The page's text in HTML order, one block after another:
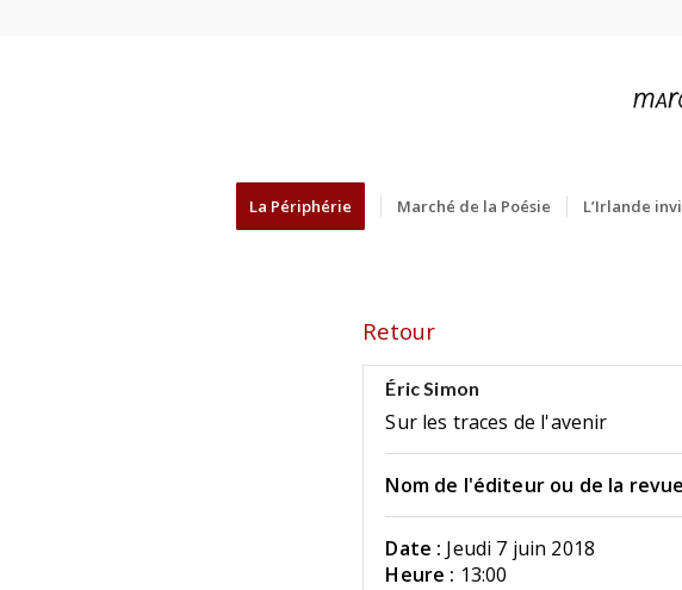
La Périphérie Marché de la Poésie L’Irlande
Retour
Éric Simon
Sur les traces de l'avenir
Nom de l'éditeur ou de la
Date : Jeudi 7 juin 2018
Heure : 13:00